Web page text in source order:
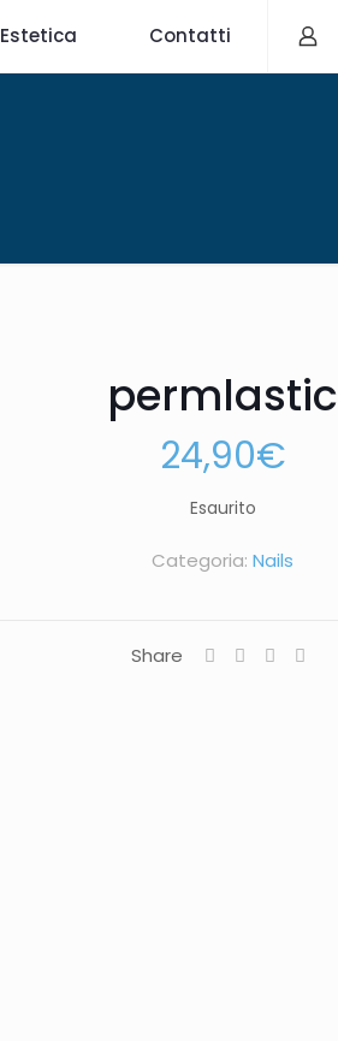
Estetica Contatti
permlastic
24,90€
Esaurito
Categoria: Nails
Share